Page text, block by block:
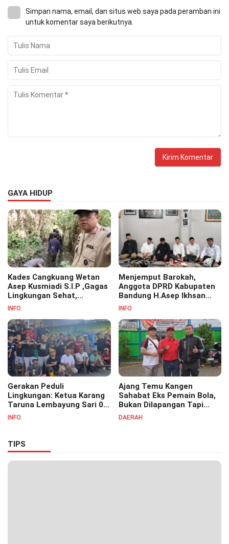
Simpan nama, email, dan situs web saya pada peramban ini
untuk komentar saya berikutnya.
GAYA HIDUP
Kades Cangkuang Wetan
Asep Kusmiadi S.I.P ,Gagas
Lingkungan Sehat,
Bersihkan Saluran Air di RW
INFO
Menjemput Barokah,
Anggota DPRD Kabupaten
Bandung H.Asep Ikhsan
S.Pd.M.M Hadiri Haul Akbar
Pesantren Cipasung.
INFO
Gerakan Peduli
Lingkungan: Ketua Karang
Taruna Lembayung Sari 09
Irvan Permana Ajak
INFO
Ajang Temu Kangen
Sahabat Eks Pemain Bola,
Bukan Dilapangan Tapi
Ditongkrongan
DAERAH
TIPS